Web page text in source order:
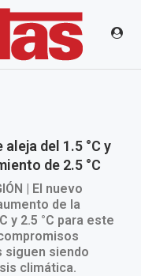
del 1.5 °C y
de 2.5 °C
| El nuevo
de la
y 2.5 °C para este
siguen siendo
climática.